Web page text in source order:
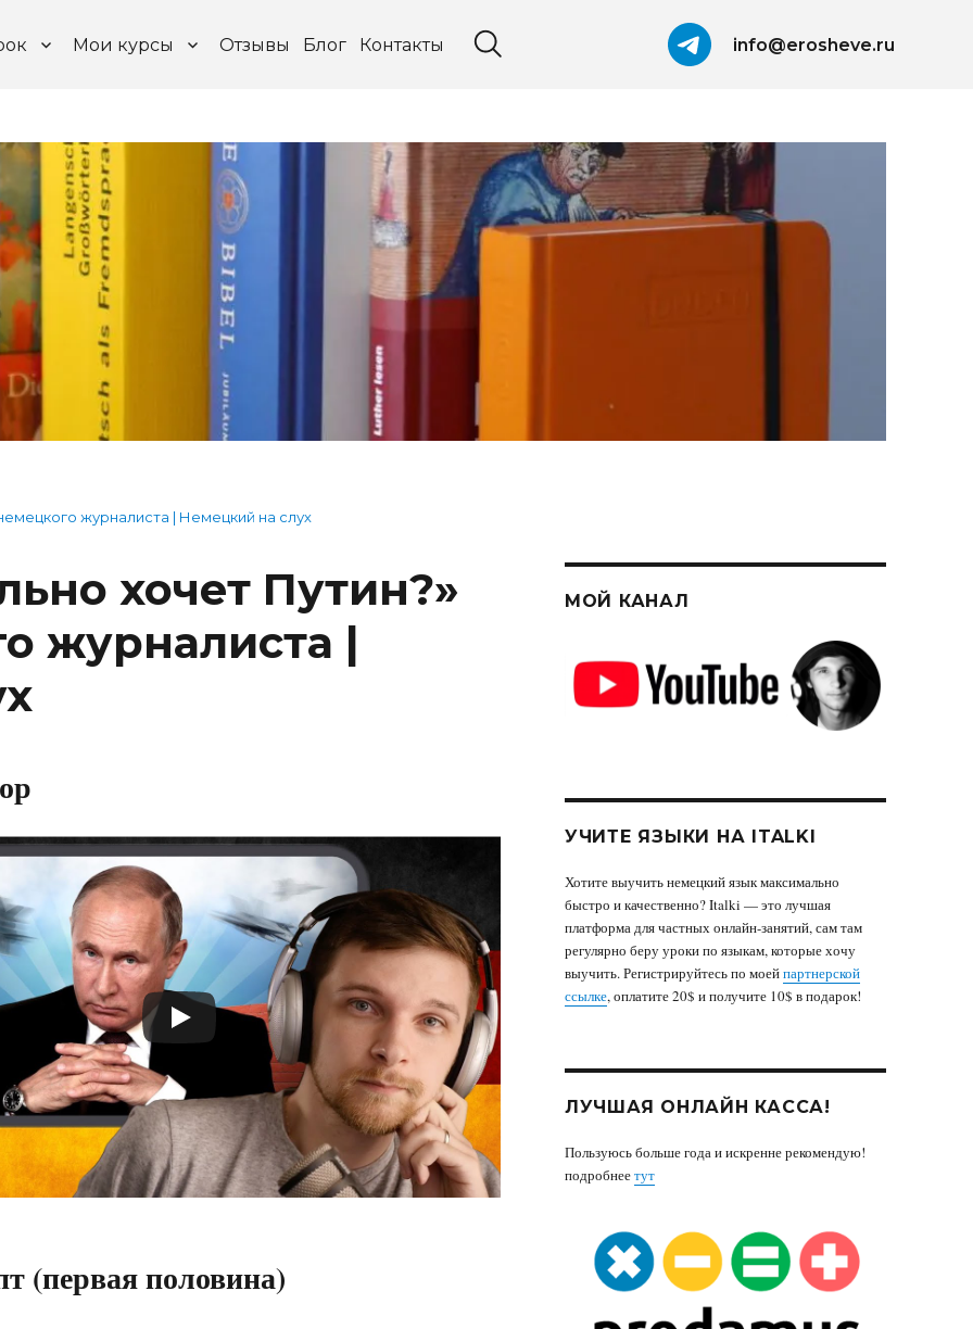
Мои курсы Отзывы Блог Контакты info@erosheve.ru
журналиста | Немецкий на слух
хочет Путин?»
журналиста |
(первая половина)
МОЙ КАНАЛ
УЧИТЕ ЯЗЫКИ НА ITALKI
Хотите выучить немецкий язык максимально
быстро и качественно? Italki — это лучшая
платформа для частных онлайн-занятий, сам там
регулярно беру уроки по языкам, которые хочу
выучить. Регистрируйтесь по моейпартнерской
ссылке, оплатите 20$ и получите 10$ в подарок!
ЛУЧШАЯ ОНЛАЙН КАССА!
Пользуюсь больше года и искренне рекомендую!
подробнеетут